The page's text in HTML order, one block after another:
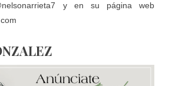
y en su página web